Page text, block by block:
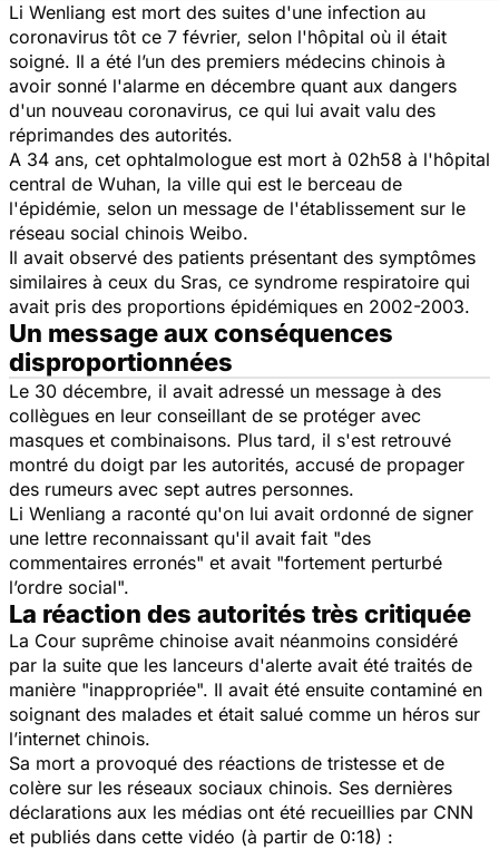
Li Wenliang est mort des suites d'une infection au
coronavirus tôt ce 7 février, selon l'hôpital où il était
soigné. Il a été l’un des premiers médecins chinois à
avoir sonné l'alarme en décembre quant aux dangers
d'un nouveau coronavirus, ce qui lui avait valu des
réprimandes des autorités.
A 34 ans, cet ophtalmologue est mort à 02h58 à l'hôpital
central de Wuhan, la ville qui est le berceau de
l'épidémie, selon un message de l'établissement sur le
réseau social chinois Weibo.
Il avait observé des patients présentant des symptômes
similaires à ceux du Sras, ce syndrome respiratoire qui
avait pris des proportions épidémiques en 2002-2003.
Un message aux conséquences
disproportionnées
Le 30 décembre, il avait adressé un message à des
collègues en leur conseillant de se protéger avec
masques et combinaisons. Plus tard, il s'est retrouvé
montré du doigt par les autorités, accusé de propager
des rumeurs avec sept autres personnes.
Li Wenliang a raconté qu'on lui avait ordonné de signer
une lettre reconnaissant qu'il avait fait "des
commentaires erronés" et avait "fortement perturbé
l’ordre social".
La réaction des autorités très critiquée
La Cour suprême chinoise avait néanmoins considéré
par la suite que les lanceurs d'alerte avait été traités de
manière "inappropriée". Il avait été ensuite contaminé en
soignant des malades et était salué comme un héros sur
l’internet chinois.
Sa mort a provoqué des réactions de tristesse et de
colère sur les réseaux sociaux chinois. Ses dernières
déclarations aux les médias ont été recueillies par CNN
et publiés dans cette vidéo (à partir de 0:18) :